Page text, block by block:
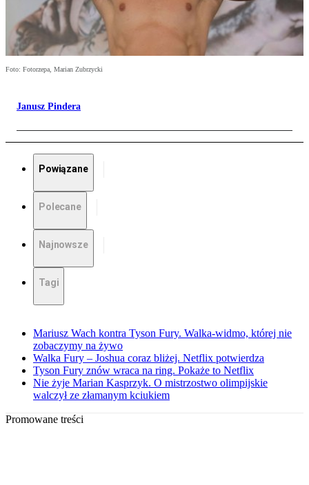
Foto: Fotorzepa, Marian Zubrzycki
Janusz Pindera
Powiązane
Polecane
Najnowsze
Tagi
Mariusz Wach kontra Tyson Fury. Walka-widmo, której nie
zobaczymy na żywo
Walka Fury – Joshua coraz bliżej. Netflix potwierdza
Tyson Fury znów wraca na ring. Pokaże to Netflix
Nie żyje Marian Kasprzyk. O mistrzostwo olimpijskie
walczył ze złamanym kciukiem
Promowane treści